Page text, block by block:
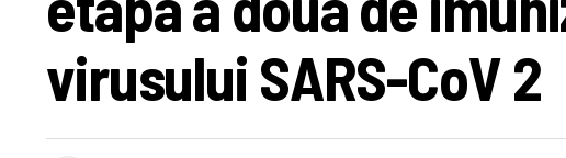
virusului SARS-CoV 2